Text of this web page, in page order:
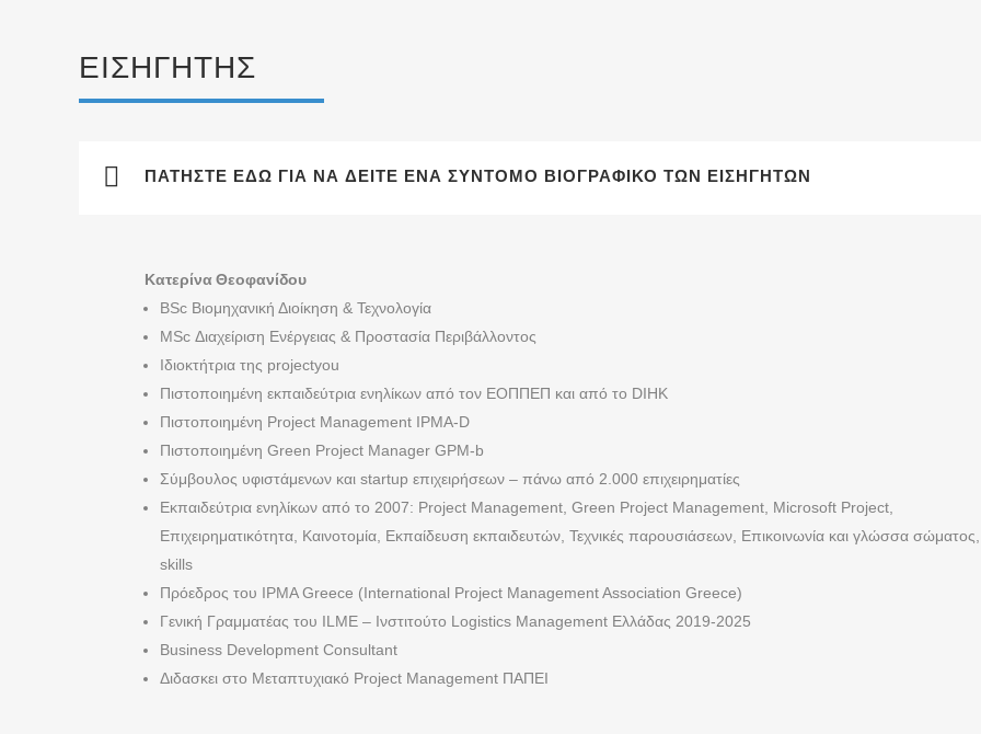
ΕΙΣΗΓΗΤΉΣ
ΠΑΤΉΣΤΕ ΕΔΏ ΓΙΑ ΝΑ ΔΕΊΤΕ ΈΝΑ ΣΎΝΤΟΜΟ ΒΙΟΓΡΑΦΙΚΌ ΤΩΝ ΕΙΣΗΓΗΤΏΝ
Κατερίνα Θεοφανίδου
BSc Βιομηχανική Διοίκηση & Τεχνολογία
MSc Διαχείριση Ενέργειας & Προστασία Περιβάλλοντος
Ιδιοκτήτρια της projectyou
Πιστοποιημένη εκπαιδεύτρια ενηλίκων από τον ΕΟΠΠΕΠ και από το DIHK
Πιστοποιημένη Project Management IPMA-D
Πιστοποιημένη Green Project Manager GPM-b
Σύμβουλος υφιστάμενων και startup επιχειρήσεων – πάνω από 2.000 επιχειρηματίες
Εκπαιδεύτρια ενηλίκων από το 2007: Project Management, Green Project Management, Microsoft Project,
Επιχειρηματικότητα, Καινοτομία, Εκπαίδευση εκπαιδευτών, Τεχνικές παρουσιάσεων, Επικοινωνία και γλώσσα
skills
Πρόεδρος του IPMA Greece (International Project Management Association Greece)
Γενική Γραμματέας του ILME – Ινστιτούτο Logistics Management Ελλάδας 2019-2025
Business Development Consultant
Διδασκει στο Μεταπτυχιακό Project Management ΠΑΠΕΙ